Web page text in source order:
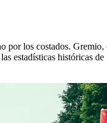
los costados.
estadísticas históricas